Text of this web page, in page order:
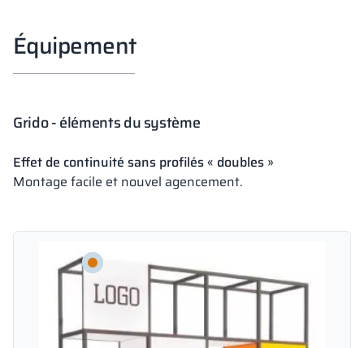
Équipement
Grido - éléments du système
Effet de continuité sans profilés « doubles »
Montage facile et nouvel agencement.